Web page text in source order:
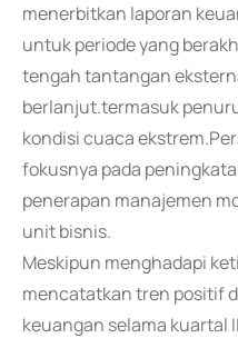
menerbitkan laporan
untuk periode yang
tengah tantangan
berlanjut.termasuk
kondisi cuaca
fokusnya pada
penerapan manajemen
unit bisnis.
Meskipun menghadapi
mencatatkan tren positif
keuangan selama kuartal